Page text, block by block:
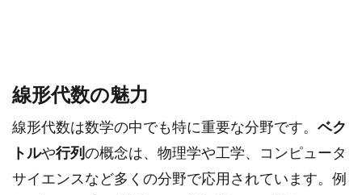
線形代数の魅力
線形代数は数学の中でも特に重要な分野です。 ベク
トルや行列の概念は、物理学や工学、コンピュータ
サイエンスなど多くの分野で応用されています。例